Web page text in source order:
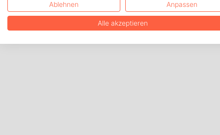
Ablehnen Anpassen
Alle akzeptieren